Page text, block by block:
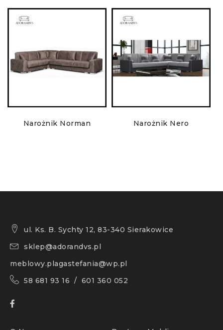
Narożnik Norman Narożnik Nero
ul. Ks. B. Sychty 12, 83-340 Sierakowice
sklep@adorandvs.pl
meblowy.plagastefania@wp.pl
58 681 93 16 / 601 360 052